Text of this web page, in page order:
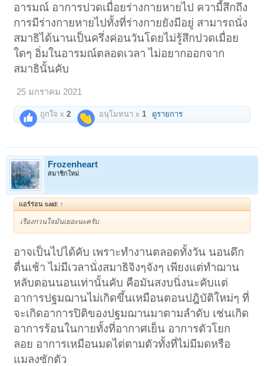
อารมณ์ อาการปวดเมื่อยร่างกายหายไป ความี้สึกถึง
การมีร่างกายหายไปทั้งที่ร่างกายยังมีอยู่ สามารถนั่ง
สมาธิได้นานเป็นครึ่งค่อนวันโดยไม่รู้สึกปวดเมื่อย
ใดๆ อิ่มในอารมณ์ตลอดเวลา ไม่อยากออกจาก
สมาธินั้นคับ
25 มกราคม 2021
ถูกใจ x2 อนุโมทนา x 1 ดูรายการ
Frozenheart
สมาชิกใหม่
แอร์ร่อน said: ↑
เรืองกวนใจมันเยอะนะครับ
อาจเป็นไปได้คับ เพราะทำงานตลอดทั้งวัน นอนดึก
ตื่นเช้า ไม่มีเวลานั่งสมาธิจิงๆจังๆ เพียงแต่ทำฌาน
หลับตอนนอนเท่านั้นคับ คือมันสงบนิ่งนะคับแต่
อาการปฐมฌานไม่เกิดขึ้นเหมือนตอนปฎิบัติใหม่ๆ ที่
จะเกิดอาการปิติของปฐมฌานมาตามลำดับ เช่นเกิด
อาการร้อนในกายทั้งที่อากาศเย็น อาการตัวโยก
ลอย อาการเหมือนมดไต่ตามตัวทั้งที่ไม่มีมดหรือ
แมลงซักตัว